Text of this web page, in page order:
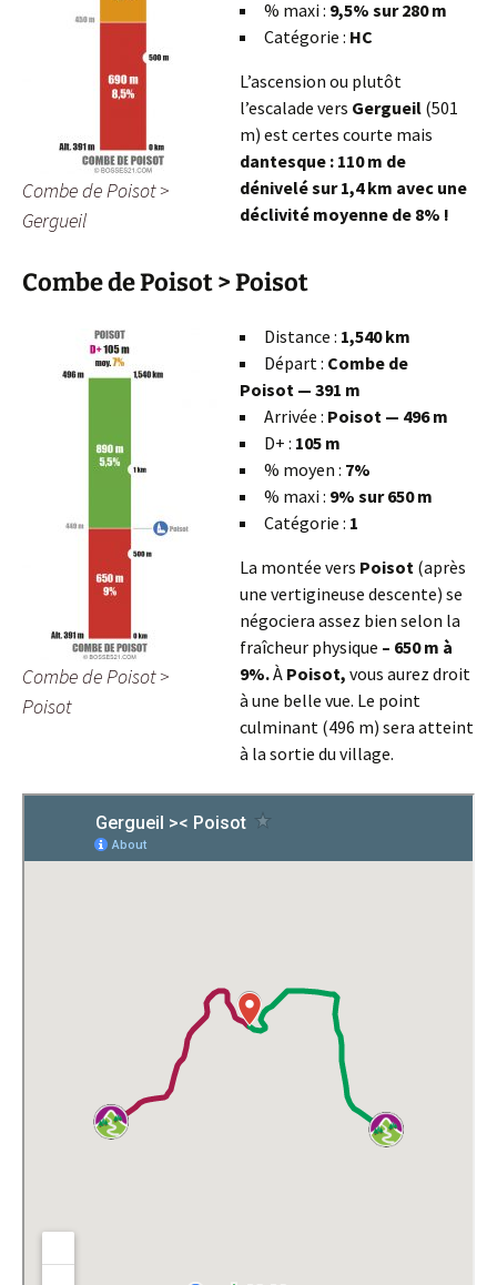
Combe de Poisot >
Gergueil
% maxi : 9,5% sur 280 m
Catégorie : HC
L’ascension ou plutôt
l’escalade vers Gergueil (501
m) est certes courte mais
dantesque : 110 m de
dénivelé sur 1,4 km avec une
déclivité moyenne de 8% !
Combe de Poisot > Poisot
Combe de Poisot >
Poisot
Distance : 1,540 km
Départ : Combe de
Poisot — 391 m
Arrivée : Poisot — 496 m
D+ : 105 m
% moyen : 7%
% maxi : 9% sur 650 m
Catégorie : 1
La montée vers Poisot (après
une vertigineuse descente) se
négociera assez bien selon la
fraîcheur physique – 650 m à
9%.À Poisot, vous aurez droit
à une belle vue. Le point
culminant (496 m) sera atteint
à la sortie du village.